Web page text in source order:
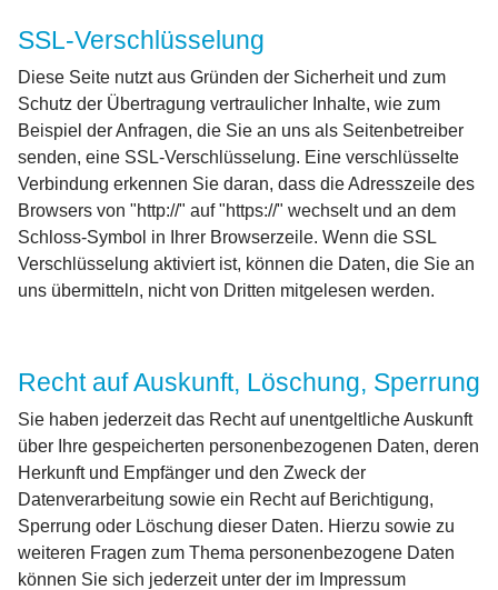
SSL-Verschlüsselung
Diese Seite nutzt aus Gründen der Sicherheit und zum
Schutz der Übertragung vertraulicher Inhalte, wie zum
Beispiel der Anfragen, die Sie an uns als Seitenbetreiber
senden, eine SSL-Verschlüsselung. Eine verschlüsselte
Verbindung erkennen Sie daran, dass die Adresszeile des
Browsers von "http://" auf "https://" wechselt und an dem
Schloss-Symbol in Ihrer Browserzeile. Wenn die SSL
Verschlüsselung aktiviert ist, können die Daten, die Sie an
uns übermitteln, nicht von Dritten mitgelesen werden.
Recht auf Auskunft, Löschung, Sperrung
Sie haben jederzeit das Recht auf unentgeltliche Auskunft
über Ihre gespeicherten personenbezogenen Daten, deren
Herkunft und Empfänger und den Zweck der
Datenverarbeitung sowie ein Recht auf Berichtigung,
Sperrung oder Löschung dieser Daten. Hierzu sowie zu
weiteren Fragen zum Thema personenbezogene Daten
können Sie sich jederzeit unter der im Impressum